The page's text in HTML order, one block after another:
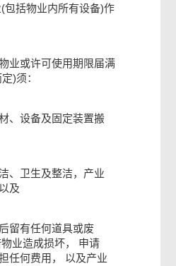
包括物业内所有设备)作
业或许可使用期限届满
)须：
、设备及固定装置搬
、卫生及整洁，产业
及
留有任何道具或废
业造成损坏， 申请
任何费用， 以及产业